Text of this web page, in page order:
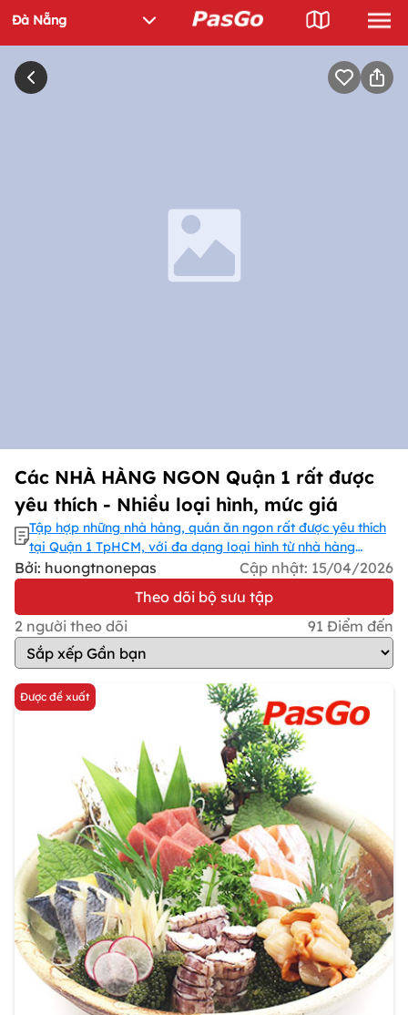
Các NHÀ HÀNG NGON Quận 1 rất được
yêu thích - Nhiều loại hình, mức giá
Tập hợp những nhà hàng, quán ăn ngon rất được yêu thích
tại Quận 1 TpHCM, với đa dạng loại hình từ nhà hàng
buffet đến gọi món, từ nhà hàng món Nhật, Hàn, Thái đến
mức giá bình dân đến cao cấp. Khám phá và đặt bàn
PasGo để nhận ưu đãi mới nhất nha!
Bởi: huongtnonepas Cập nhật: 15/04/2026
Theo dõi bộ sưu tập
2 người theo dõi 91 Điểm đến
Được đề xuất